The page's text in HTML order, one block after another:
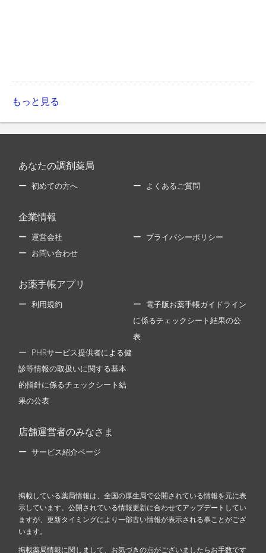
もっと見る
あなたの調剤薬局
初めての方へ よくあるご質問
企業情報
運営会社 プライバシーポリシー
お問い合わせ
お薬手帳アプリ
利用規約 電子版お薬手帳ガイドライン
に係るチェックシート結果の公
表
PHRサービス提供者による健
診等情報の取扱いに関する基本
的指針に係るチェックシート結
果の公表
店舗運営者のみなさま
サービス紹介ページ
掲載している薬局情報は、全国の厚生局で公開されている情報を元に表
示しています。公開されている情報更新に合わせてアップデートしてい
ますが、更新タイミングにより一部古い情報が表示される事ことがござ
います。
掲載薬局情報に関しまして、お気づきの点がございましたらお手数です